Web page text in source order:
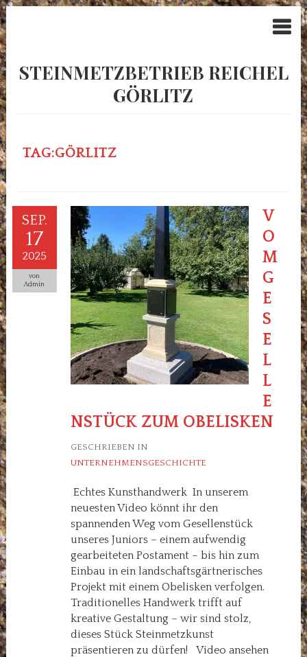
STEINMETZBETRIEB REICHEL
GÖRLITZ
TAG:GÖRLITZ
SEP.
17
2025
von
Admin
V
O
M
G
E
S
E
L
L
E
NSTÜCK ZUM OBELISKEN
GESCHRIEBEN IN
UNTERNEHMENSGESCHICHTE
Echtes Kunsthandwerk In unserem
neuesten Video könnt ihr den
spannenden Weg vom Gesellenstück
unseres Juniors – einem aufwendig
gearbeiteten Postament – bis hin zum
Einbau in ein landschaftsgärtnerisches
Projekt mit einem Obelisken verfolgen.
Traditionelles Handwerk trifft auf
kreative Gestaltung – wir sind stolz,
dieses Stück Steinmetzkunst
präsentieren zu dürfen! Video ansehen